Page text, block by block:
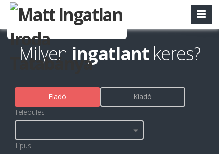
Milyen ingatlant keres?
Eladó
Kiadó
Település
Típus